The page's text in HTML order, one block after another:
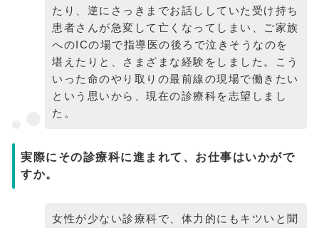
たり、逆にさっきまでお話ししていた受け持ち
患者さんが急変して亡くなってしまい、ご家族
へのICの場で指導医の後ろで泣きそうなのを
堪えたりと、さまざまな経験をしました。こう
いった命のやり取りの最前線の現場で働きたい
という思いから、現在の診療科を志望しまし
た。
実際にその診療科に進まれて、お仕事はいかがで
すか。
女性が少ない診療科で、体力的にもキツいと聞